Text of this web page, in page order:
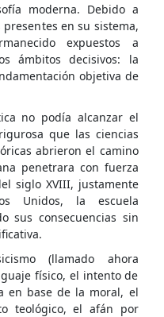
moderna. Debido a
en su sistema,
expuestos a
ámbitos decisivos: la
objetiva de
no podía alcanzar el
que las ciencias
abrieron el camino
penetrara con fuerza
siglo XVIII, justamente
Unidos, la escuela
sus consecuencias sin
(llamado ahora
físico, el intento de
en base de la moral, el
teológico, el afán por